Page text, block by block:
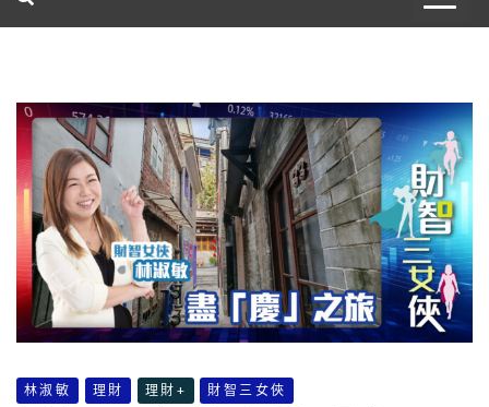
林淑敏 理財 理財+ 財智三女俠